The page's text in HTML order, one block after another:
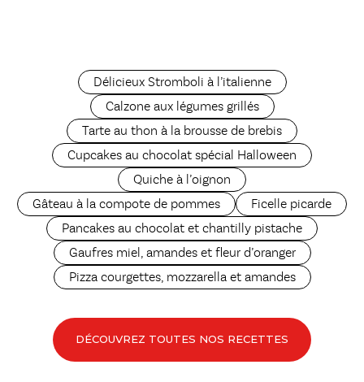
Délicieux Stromboli à l’italienne
Calzone aux légumes grillés
Tarte au thon à la brousse de brebis
Cupcakes au chocolat spécial Halloween
Quiche à l’oignon
Gâteau à la compote de pommes
Ficelle picarde
Pancakes au chocolat et chantilly pistache
Gaufres miel, amandes et fleur d’oranger
Pizza courgettes, mozzarella et amandes
DÉCOUVREZ TOUTES NOS RECETTES